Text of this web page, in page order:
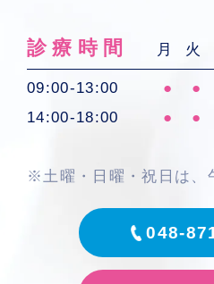
診療時間 月 火
09:00-13:00 ● ●
14:00-18:00
● ●
※土曜・日曜・祝日は、
048-